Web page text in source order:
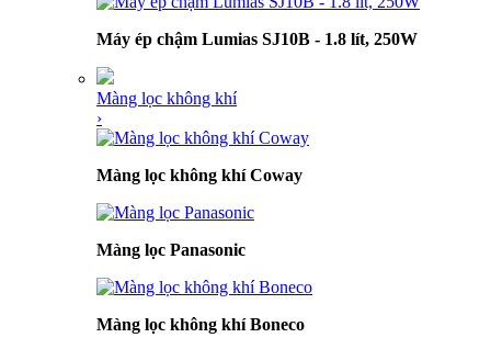
Máy ép chậm Lumias SJ10B - 1.8 lít, 250W
Màng lọc không khí
›
Màng lọc không khí Coway
Màng lọc Panasonic
Màng lọc không khí Boneco